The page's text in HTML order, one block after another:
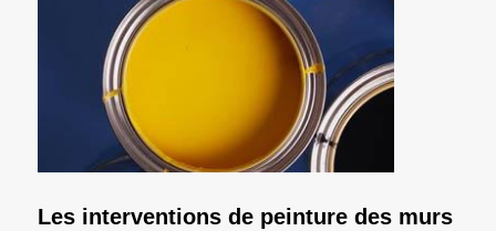
Les interventions de peinture des murs